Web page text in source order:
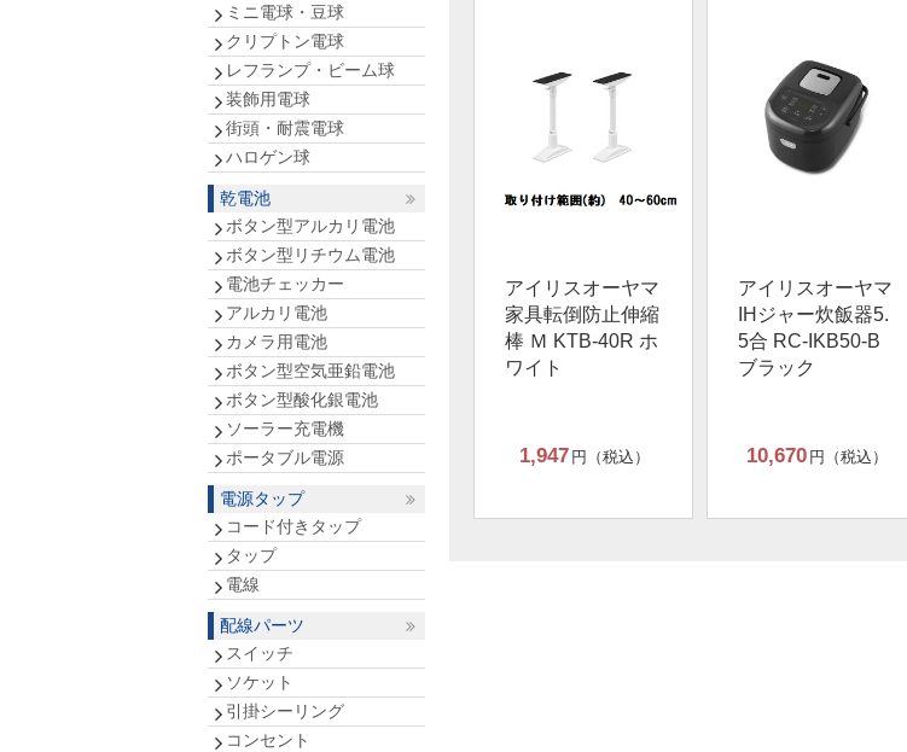
ミニ電球・豆球
クリプトン電球
レフランプ・ビーム球
装飾用電球
街頭・耐震電球
ハロゲン球
乾電池
ボタン型アルカリ電池
ボタン型リチウム電池
電池チェッカー
アルカリ電池
カメラ用電池
ボタン型空気亜鉛電池
ボタン型酸化銀電池
ソーラー充電機
ポータブル電源
電源タップ
コード付きタップ
タップ
電線
配線パーツ
スイッチ
ソケット
引掛シーリング
コンセント
アイリスオーヤマ
家具転倒防止伸縮
棒 Ｍ KTB-40R ホ
ワイト
1,947 円（税込）
アイリスオーヤマ
IHジャー炊飯器5.
5合 RC-IKB50-B
ブラック
10,670 円（税込）